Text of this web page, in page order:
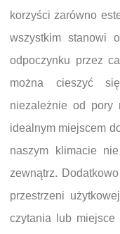
korzyści zarówno
wszystkim stanowi
odpoczynku przez
można cieszyć
niezależnie od pory
idealnym miejscem
naszym klimacie
zewnątrz.
przestrzeni
czytania lub miejsce